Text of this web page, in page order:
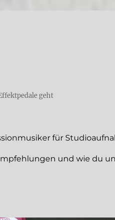
geht
für
und wie du